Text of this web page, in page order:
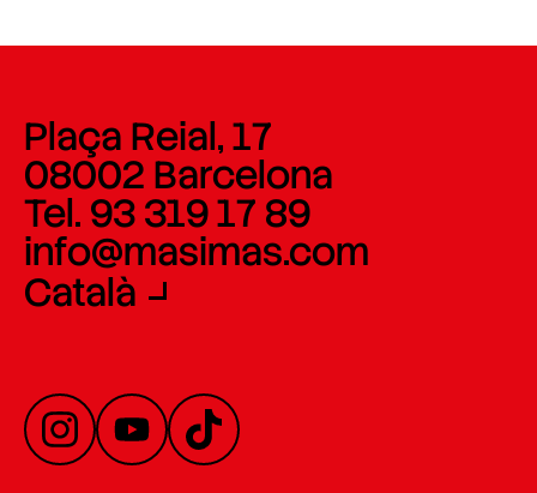
Plaça Reial, 17
08002 Barcelona
Tel. 93 319 17 89
info@masimas.com
Català